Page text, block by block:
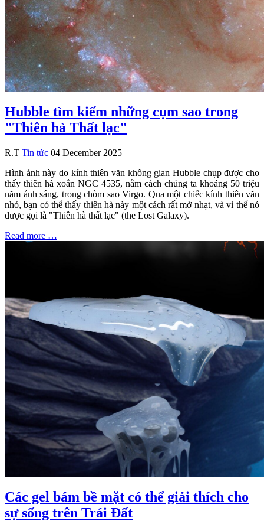
Hubble tìm kiếm những cụm sao trong
"Thiên hà Thất lạc"
R.T Tin tức 04 December 2025
Hình ảnh này do kính thiên văn không gian Hubble chụp được cho
thấy thiên hà xoắn NGC 4535, nằm cách chúng ta khoảng 50 triệu
năm ánh sáng, trong chòm sao Virgo. Qua một chiếc kính thiên văn
nhỏ, bạn có thể thấy thiên hà này một cách rất mờ nhạt, và vì thế nó
được gọi là "Thiên hà thất lạc" (the Lost Galaxy).
Read more …
Các gel bám bề mặt có thể giải thích cho
sự sống trên Trái Đất